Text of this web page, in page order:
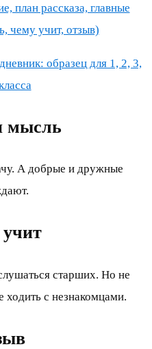
план рассказа, главные
чему учит, отзыв)
образец для 1, 2, 3,
мысль
А добрые и дружные
старших. Но не
ходить с незнакомцами.